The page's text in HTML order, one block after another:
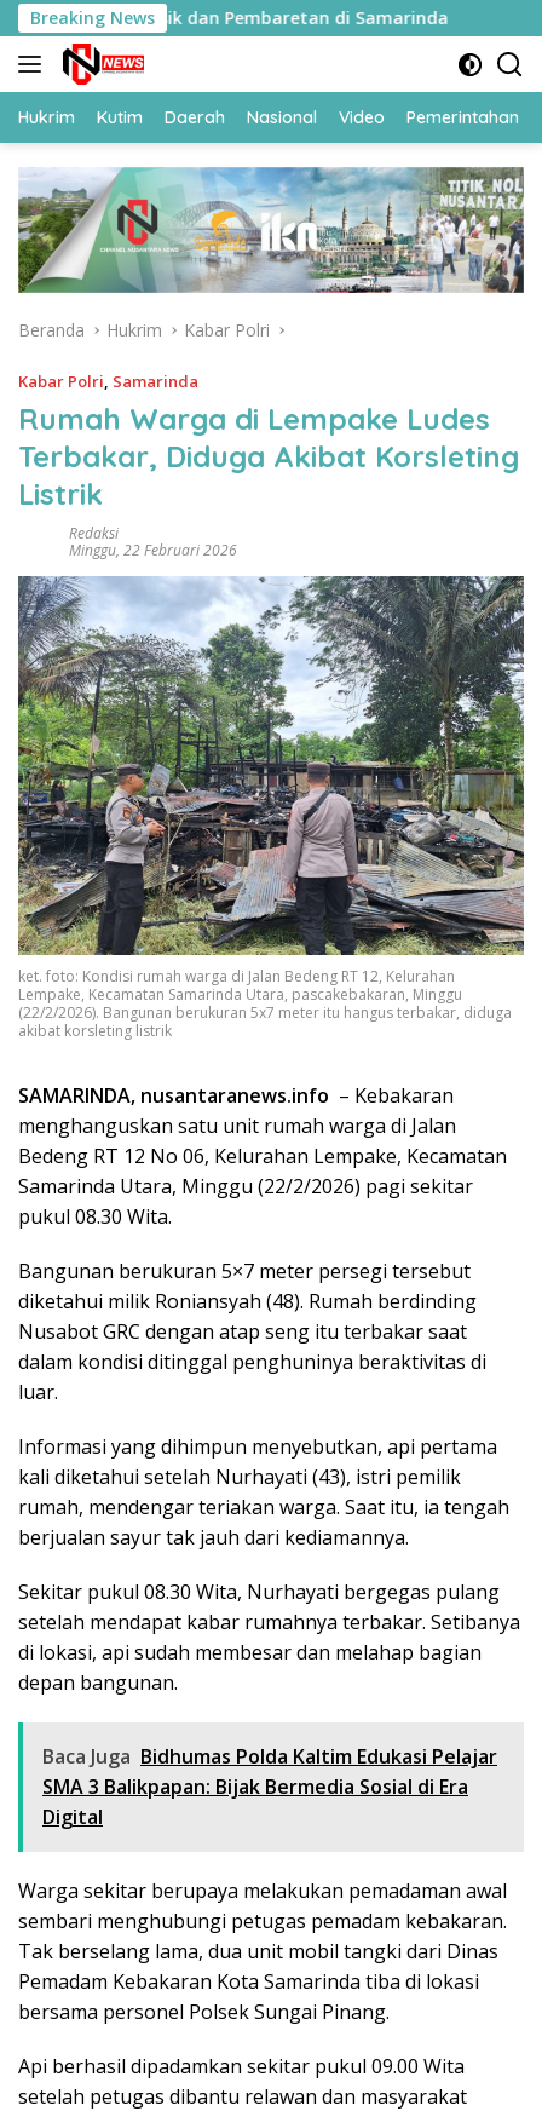
Langsung
ke
konten
Breaking News
Fisik dan Pembaretan di Samarinda 119 CPNS
Hukrim Kutim Daerah Nasional Video Pemerintahan
Beranda Hukrim Kabar Polri
Kabar Polri, Samarinda
Rumah Warga di Lempake Ludes
Terbakar, Diduga Akibat Korsleting
Listrik
Redaksi
Minggu, 22 Februari 2026
ket. foto: Kondisi rumah warga di Jalan Bedeng RT 12, Kelurahan
Lempake, Kecamatan Samarinda Utara, pascakebakaran, Minggu
(22/2/2026). Bangunan berukuran 5x7 meter itu hangus terbakar, diduga
akibat korsleting listrik
SAMARINDA, nusantaranews.info – Kebakaran
menghanguskan satu unit rumah warga di Jalan
Bedeng RT 12 No 06, Kelurahan Lempake, Kecamatan
Samarinda Utara, Minggu (22/2/2026) pagi sekitar
pukul 08.30 Wita.
Bangunan berukuran 5×7 meter persegi tersebut
diketahui milik Roniansyah (48). Rumah berdinding
Nusabot GRC dengan atap seng itu terbakar saat
dalam kondisi ditinggal penghuninya beraktivitas di
luar.
Informasi yang dihimpun menyebutkan, api pertama
kali diketahui setelah Nurhayati (43), istri pemilik
rumah, mendengar teriakan warga. Saat itu, ia tengah
berjualan sayur tak jauh dari kediamannya.
Sekitar pukul 08.30 Wita, Nurhayati bergegas pulang
setelah mendapat kabar rumahnya terbakar. Setibanya
di lokasi, api sudah membesar dan melahap bagian
depan bangunan.
Baca Juga Bidhumas Polda Kaltim Edukasi Pelajar
SMA 3 Balikpapan: Bijak Bermedia Sosial di Era
Digital
Warga sekitar berupaya melakukan pemadaman awal
sembari menghubungi petugas pemadam kebakaran.
Tak berselang lama, dua unit mobil tangki dari Dinas
Pemadam Kebakaran Kota Samarinda tiba di lokasi
bersama personel Polsek Sungai Pinang.
Api berhasil dipadamkan sekitar pukul 09.00 Wita
setelah petugas dibantu relawan dan masyarakat